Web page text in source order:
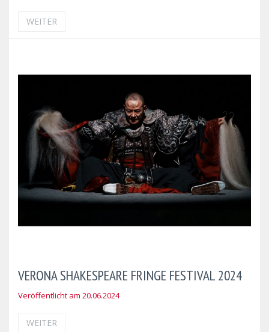
WEITER
VERONA SHAKESPEARE FRINGE FESTIVAL 2024
Veröffentlicht am 20.06.2024
WEITER